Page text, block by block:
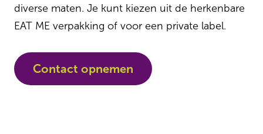
diverse maten. Je kunt kiezen uit de herkenbare
EAT ME verpakking of voor een private label.
Contact opnemen